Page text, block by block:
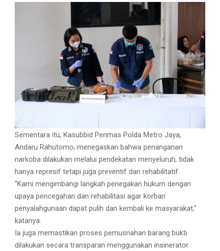
Sementara itu, Kasubbid Penmas Polda Metro Jaya,
Andaru Rahutomo, menegaskan bahwa penanganan
narkoba dilakukan melalui pendekatan menyeluruh, tidak
hanya represif tetapi juga preventif dan rehabilitatif.
“Kami mengimbangi langkah penegakan hukum dengan
upaya pencegahan dan rehabilitasi agar korban
penyalahgunaan dapat pulih dan kembali ke masyarakat,”
katanya.
Ia juga memastikan proses pemusnahan barang bukti
dilakukan secara transparan menggunakan insinerator